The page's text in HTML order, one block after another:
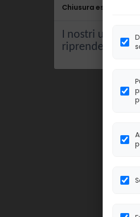
Chiusura estiva
I nostri uffici
riprenderanno